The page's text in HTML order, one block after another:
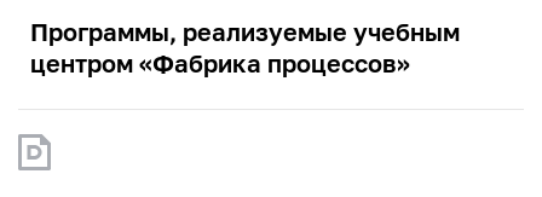
Программы, реализуемые учебным
центром «Фабрика процессов»